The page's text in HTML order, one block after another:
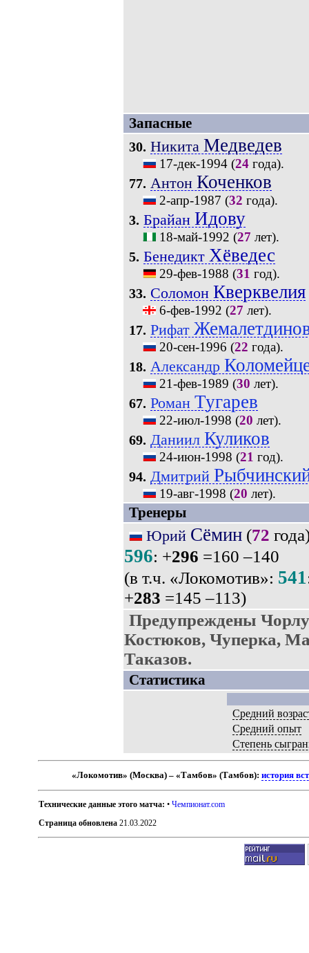
Запасные
30. Никита Медведев
17-дек-1994(24года).
77. Антон Коченков
2-апр-1987 (32 года).
3. Брайан Идову
18-май-1992 (27 лет).
5. Бенедикт Хёведес
29-фев-1988 (31 год).
33. Соломон Кверквелия
6-фев-1992 (27 лет).
17. Рифат
20-сен-1996 (22 года).
18. Александр
21-фев-1989 (30 лет).
67. Роман Тугарев
22-июл-1998 (20 лет).
69. Даниил Куликов
24-июн-1998 (21 год).
94. Дмитрий
19-авг-1998 (20 лет).
Тренеры
Юрий Сёмин(72
596: +296 =160 –140
(в т.ч. «Локомотив»: 541
+283 =145 –113)
Предупреждены
Костюков, Чуперка,
Таказов.
Статистика
Средний
Средний опыт
Степень
«Локомотив» (Москва) – «Тамбов» (Тамбов):история
Технические данные этого матча: •Чемпионат.com
Страница обновлена 21.03.2022